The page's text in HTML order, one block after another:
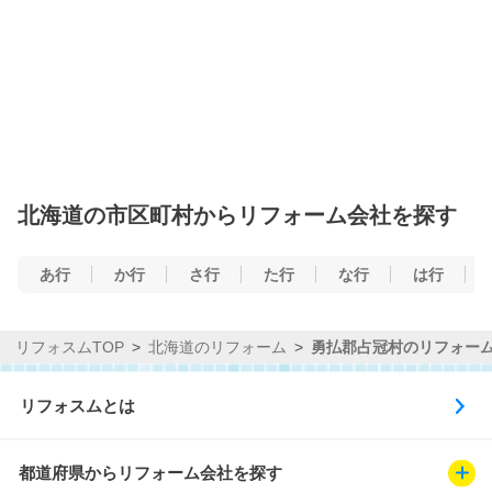
北海道の市区町村からリフォーム会社を探す
あ行 か行 さ行 た行 な行 は行
リフォスムTOP 北海道のリフォーム 勇払郡占冠村のリフォー
リフォスムとは
都道府県からリフォーム会社を探す